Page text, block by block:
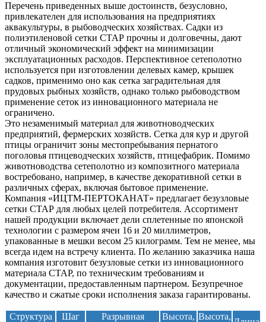
Перечень приведенных выше достоинств, безусловно,
привлекателен для использования на предприятиях
аквакультуры, в рыбоводческих хозяйствах. Садки из
полиэтиленовой сетки СТАР прочны и долговечны, дают
отличный экономический эффект на минимизации
эксплуатационных расходов. Перспективное сетеполотно
используется при изготовлении делевых камер, крышек
садков, применимо оно как сетка заградительная для
прудовых рыбных хозяйств, однако только рыбоводством
применение сеток из инновационного материала не
ограничено.
Это незаменимый материал для животноводческих
предприятий, фермерских хозяйств. Сетка для кур и другой
птицы ограничит зоны местопребывания пернатого
поголовья птицеводческих хозяйств, птицефабрик. Помимо
животноводства сетеполотно из композитного материала
востребовано, например, в качестве декоративной сетки в
различных сферах, включая бытовое применение.
Компания «ИЦТМ-ПЕРТОКАНАТ» предлагает безузловые
сетки СТАР для любых целей потребителя. Ассортимент
нашей продукции включает дели сплетенные по японской
технологии с размером ячеи 16 и 20 миллиметров,
упакованные в мешки весом 25 килограмм. Тем не менее, мы
всегда идем на встречу клиента. По желанию заказчика наша
компания изготовит безузловые сетки из инновационного
материала СТАР, по техническим требованиям и
документации, предоставленным партнером. Безупречное
качество и сжатые сроки исполнения заказа гарантированы.
Структура
Шаг
Разрывная
Высота, Высота,